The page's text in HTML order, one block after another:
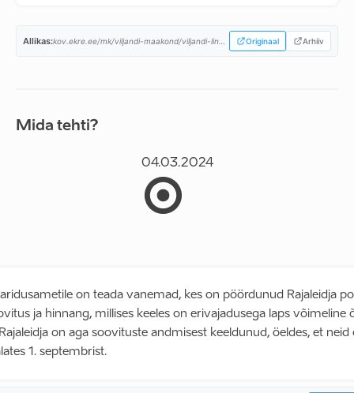
Allikas: Originaal Arhiiv
Mida tehti?
04.03.2024
on teada vanemad, kes on pöördunud Rajaleidja
ja hinnang, millises keeles on erivajadusega laps võimeline
on aga soovituste andmisest keeldunud, öeldes, et neid
1. septembrist.